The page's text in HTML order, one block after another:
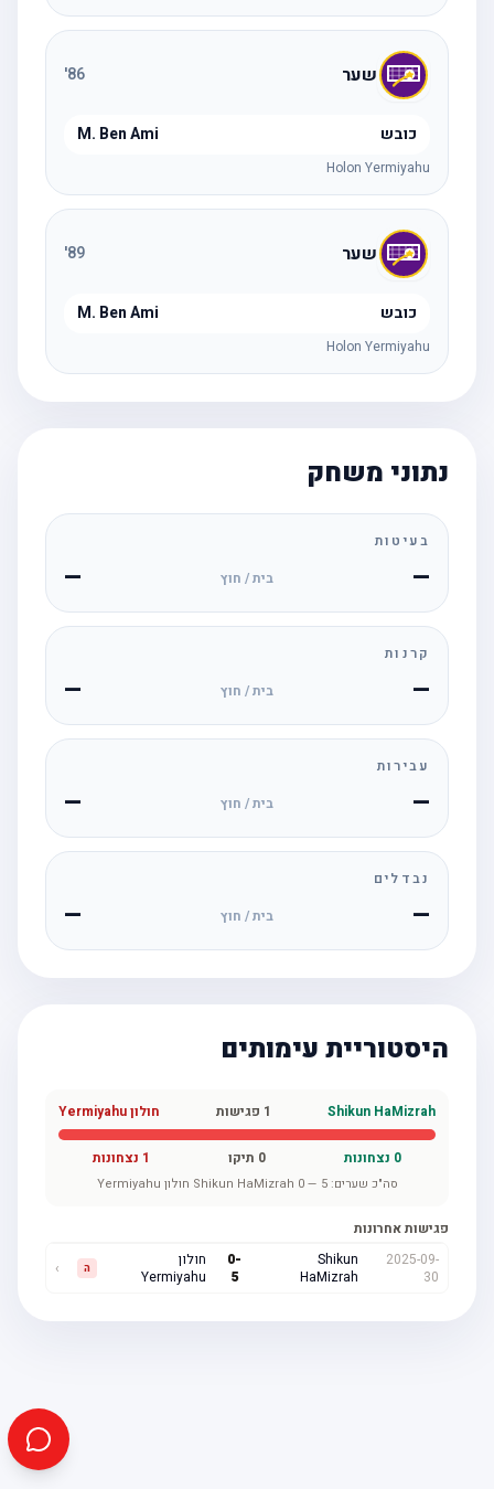
שער 86
'
כובש M. Ben Ami
Holon Yermiyahu
שער 89
'
כובש M. Ben Ami
Holon Yermiyahu
נתוני משחק
בעיטות
— בית / חוץ —
קרנות
— בית / חוץ —
עבירות
— בית / חוץ —
נבדלים
— בית / חוץ —
היסטוריית עימותים
Shikun HaMizrah פגישות חולון Yermiyahu
נצחונות תיקו נצחונות
סה"כ שערים: Shikun HaMizrah0 —5 חולון Yermiyahu
פגישות אחרונות
2025-09-
Shikun
HaMizrah
חולון
Yermiyahu